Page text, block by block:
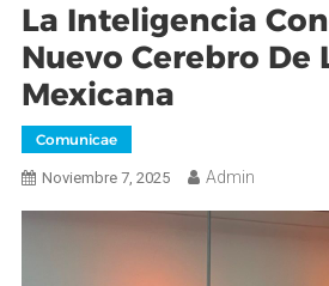
La Inteligencia
Nuevo Cerebro De
Mexicana
Comunicae
Noviembre 7, 2025 Admin